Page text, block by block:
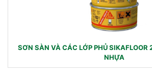
SƠN SÀN VÀ CÁC LỚP PHỦ SIKAFLOOR
NHỰA